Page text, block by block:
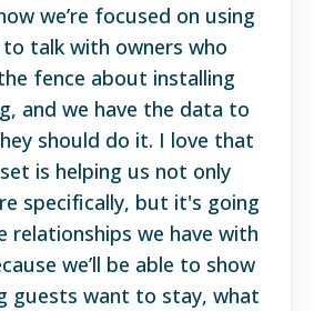
we’re focused on using
talk with owners who
fence about installing
and we have the data to
should do it. I love that
is helping us not only
specifically, but it's going
relationships we have with
we’ll be able to show
guests want to stay, what